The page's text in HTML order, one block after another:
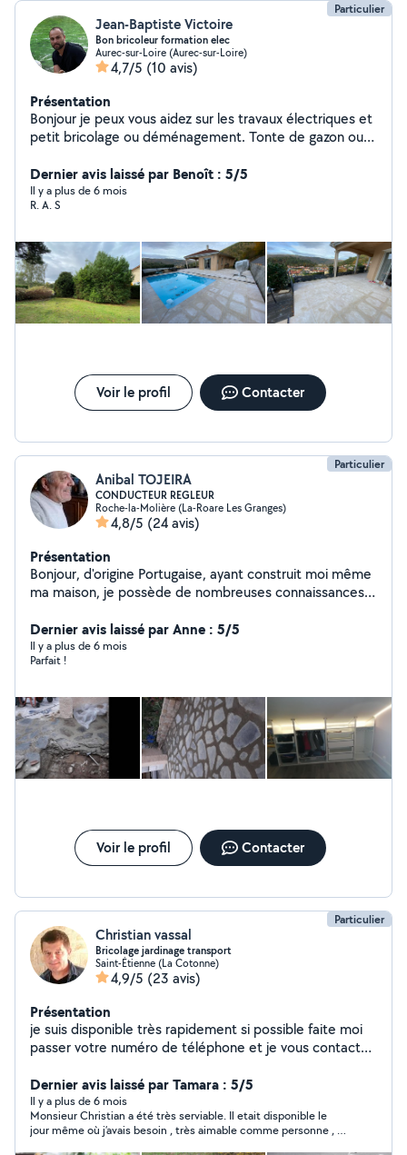
Particulier
Jean-Baptiste Victoire
Bon bricoleur formation elec
Aurec-sur-Loire (Aurec-sur-Loire)
4,7/5 (10 avis)
Présentation
Bonjour je peux vous aidez sur les travaux électriques et
petit bricolage ou déménagement. Tonte de gazon ou
expérimenté.
Dernier avis laissé par Benoît : 5/5
Il y a plus de 6 mois
R. A. S
Voir le profil Contacter
Particulier
Anibal TOJEIRA
CONDUCTEUR REGLEUR
Roche-la-Molière (La-Roare Les Granges)
4,8/5 (24 avis)
Présentation
Bonjour, d'origine Portugaise, ayant construit moi même
ma maison, je possède de nombreuses connaissances
diverses compétences en mécanique Auto. Minutieux,
organisé, sérieux et outillé, je suis disponible !
Dernier avis laissé par Anne : 5/5
Il y a plus de 6 mois
Parfait !
Voir le profil Contacter
Particulier
Christian vassal
Bricolage jardinage transport
Saint-Étienne (La Cotonne)
4,9/5 (23 avis)
Présentation
je suis disponible très rapidement si possible faite moi
passer votre numéro de téléphone et je vous contact
Dernier avis laissé par Tamara : 5/5
Il y a plus de 6 mois
Monsieur Christian a été très serviable. Il etait disponible le
jour même où j’avais besoin , très aimable comme personne , je